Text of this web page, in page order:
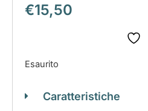
€15,50
Esaurito
Caratteristiche